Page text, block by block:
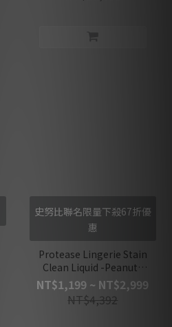
史努比聯名限量下殺67折優
惠
Protease Lingerie Stain
Clean Liquid -Peanuts
co-branded
NT$1,199 ~ NT$2,999
NT$4,392